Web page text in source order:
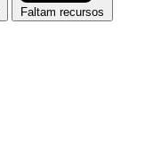
Faltam recursos